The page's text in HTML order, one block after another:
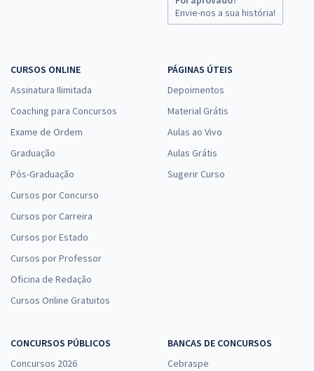
Envie-nos a sua história!
CURSOS ONLINE
Assinatura Ilimitada
Coaching para Concursos
Exame de Ordem
Graduação
Pós-Graduação
Cursos por Concurso
Cursos por Carreira
Cursos por Estado
Cursos por Professor
Oficina de Redação
Cursos Online Gratuitos
PÁGINAS ÚTEIS
Depoimentos
Material Grátis
Aulas ao Vivo
Aulas Grátis
Sugerir Curso
CONCURSOS PÚBLICOS
Concursos 2026
BANCAS DE CONCURSOS
Cebraspe